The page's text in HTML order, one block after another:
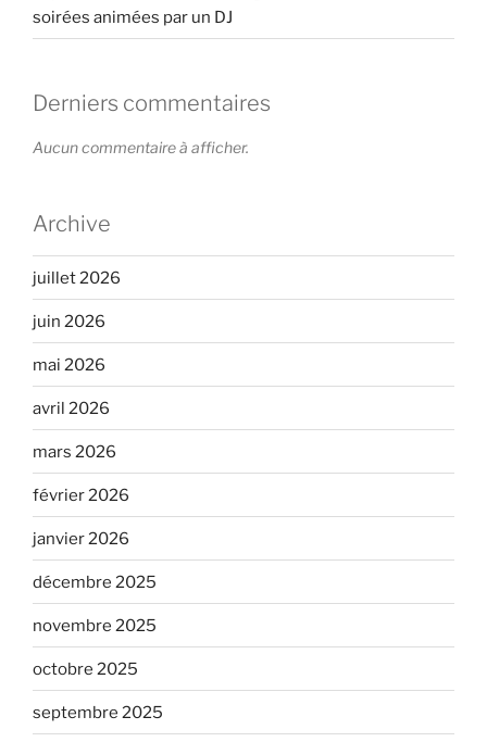
soirées animées par un DJ
Derniers commentaires
Aucun commentaire à afficher.
Archive
juillet 2026
juin 2026
mai 2026
avril 2026
mars 2026
février 2026
janvier 2026
décembre 2025
novembre 2025
octobre 2025
septembre 2025